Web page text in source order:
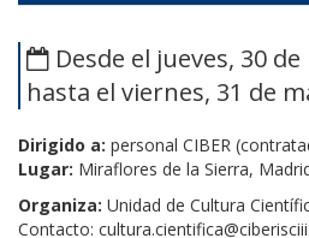
Desde el jueves, 30
hasta el viernes, 31 de
Dirigido a: personal CIBER
Lugar: Miraflores de la Sierra,
Organiza: Unidad de Cultura
Contacto: